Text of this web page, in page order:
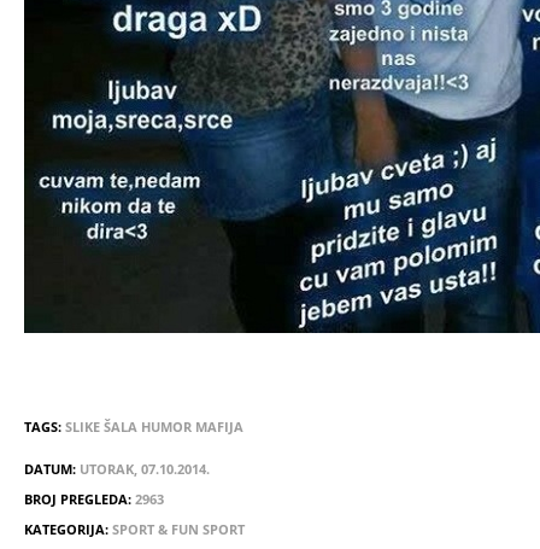
TAGS: SLIKE ŠALA HUMOR MAFIJA
DATUM: UTORAK, 07.10.2014.
BROJ PREGLEDA: 2963
KATEGORIJA: SPORT & FUN SPORT